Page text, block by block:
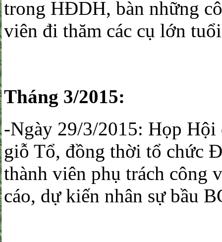
trong HĐDH, bàn những
viên đi thăm các cụ lớn
Tháng 3/2015:
-Ngày 29/3/2015: Họp Hội
giỗ Tổ, đồng thời tổ chức
thành viên phụ trách công
cáo, dự kiến nhân sự bầu